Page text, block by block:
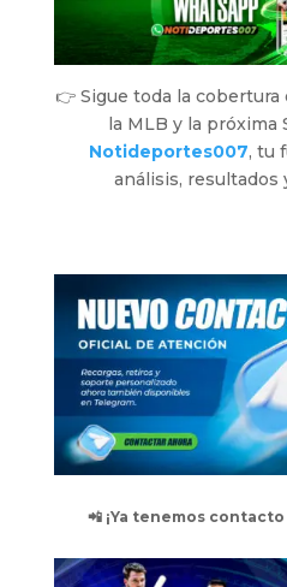
👉 Sigue toda la
la MLB y la próxima
Notideportes007, tu
análisis, resultados
📲 ¡Ya tenemos